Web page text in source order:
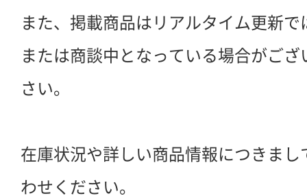
また、掲載商品はリアルタイム更新
または商談中となっている場合がご
さい。
在庫状況や詳しい商品情報につきま
わせください。